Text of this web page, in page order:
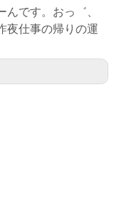
です。おっ゛、
夜仕事の帰りの運